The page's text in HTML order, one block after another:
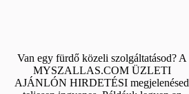
Van egy fürdő közeli szolgáltatásod? A
MYSZALLAS.COM ÜZLETI
AJÁNLÓN HIRDETÉSI megjelenésed